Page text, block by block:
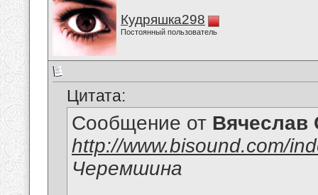
Кудряшка298
Постоянный пользователь
Цитата:
Сообщение от Вячеслав
http://www.bisound.com/
Черемшина